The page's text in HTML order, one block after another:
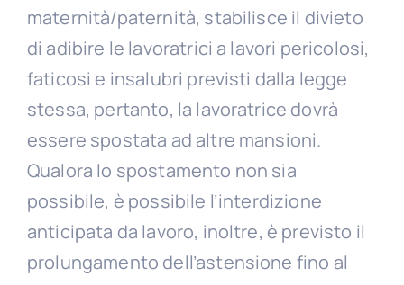
maternità/paternità, stabilisce il divieto
di adibire le lavoratrici a lavori pericolosi,
faticosi e insalubri previsti dalla legge
stessa, pertanto, la lavoratrice dovrà
essere spostata ad altre mansioni.
Qualora lo spostamento non sia
possibile, è possibile l’interdizione
anticipata da lavoro, inoltre, è previsto il
prolungamento dell’astensione fino al